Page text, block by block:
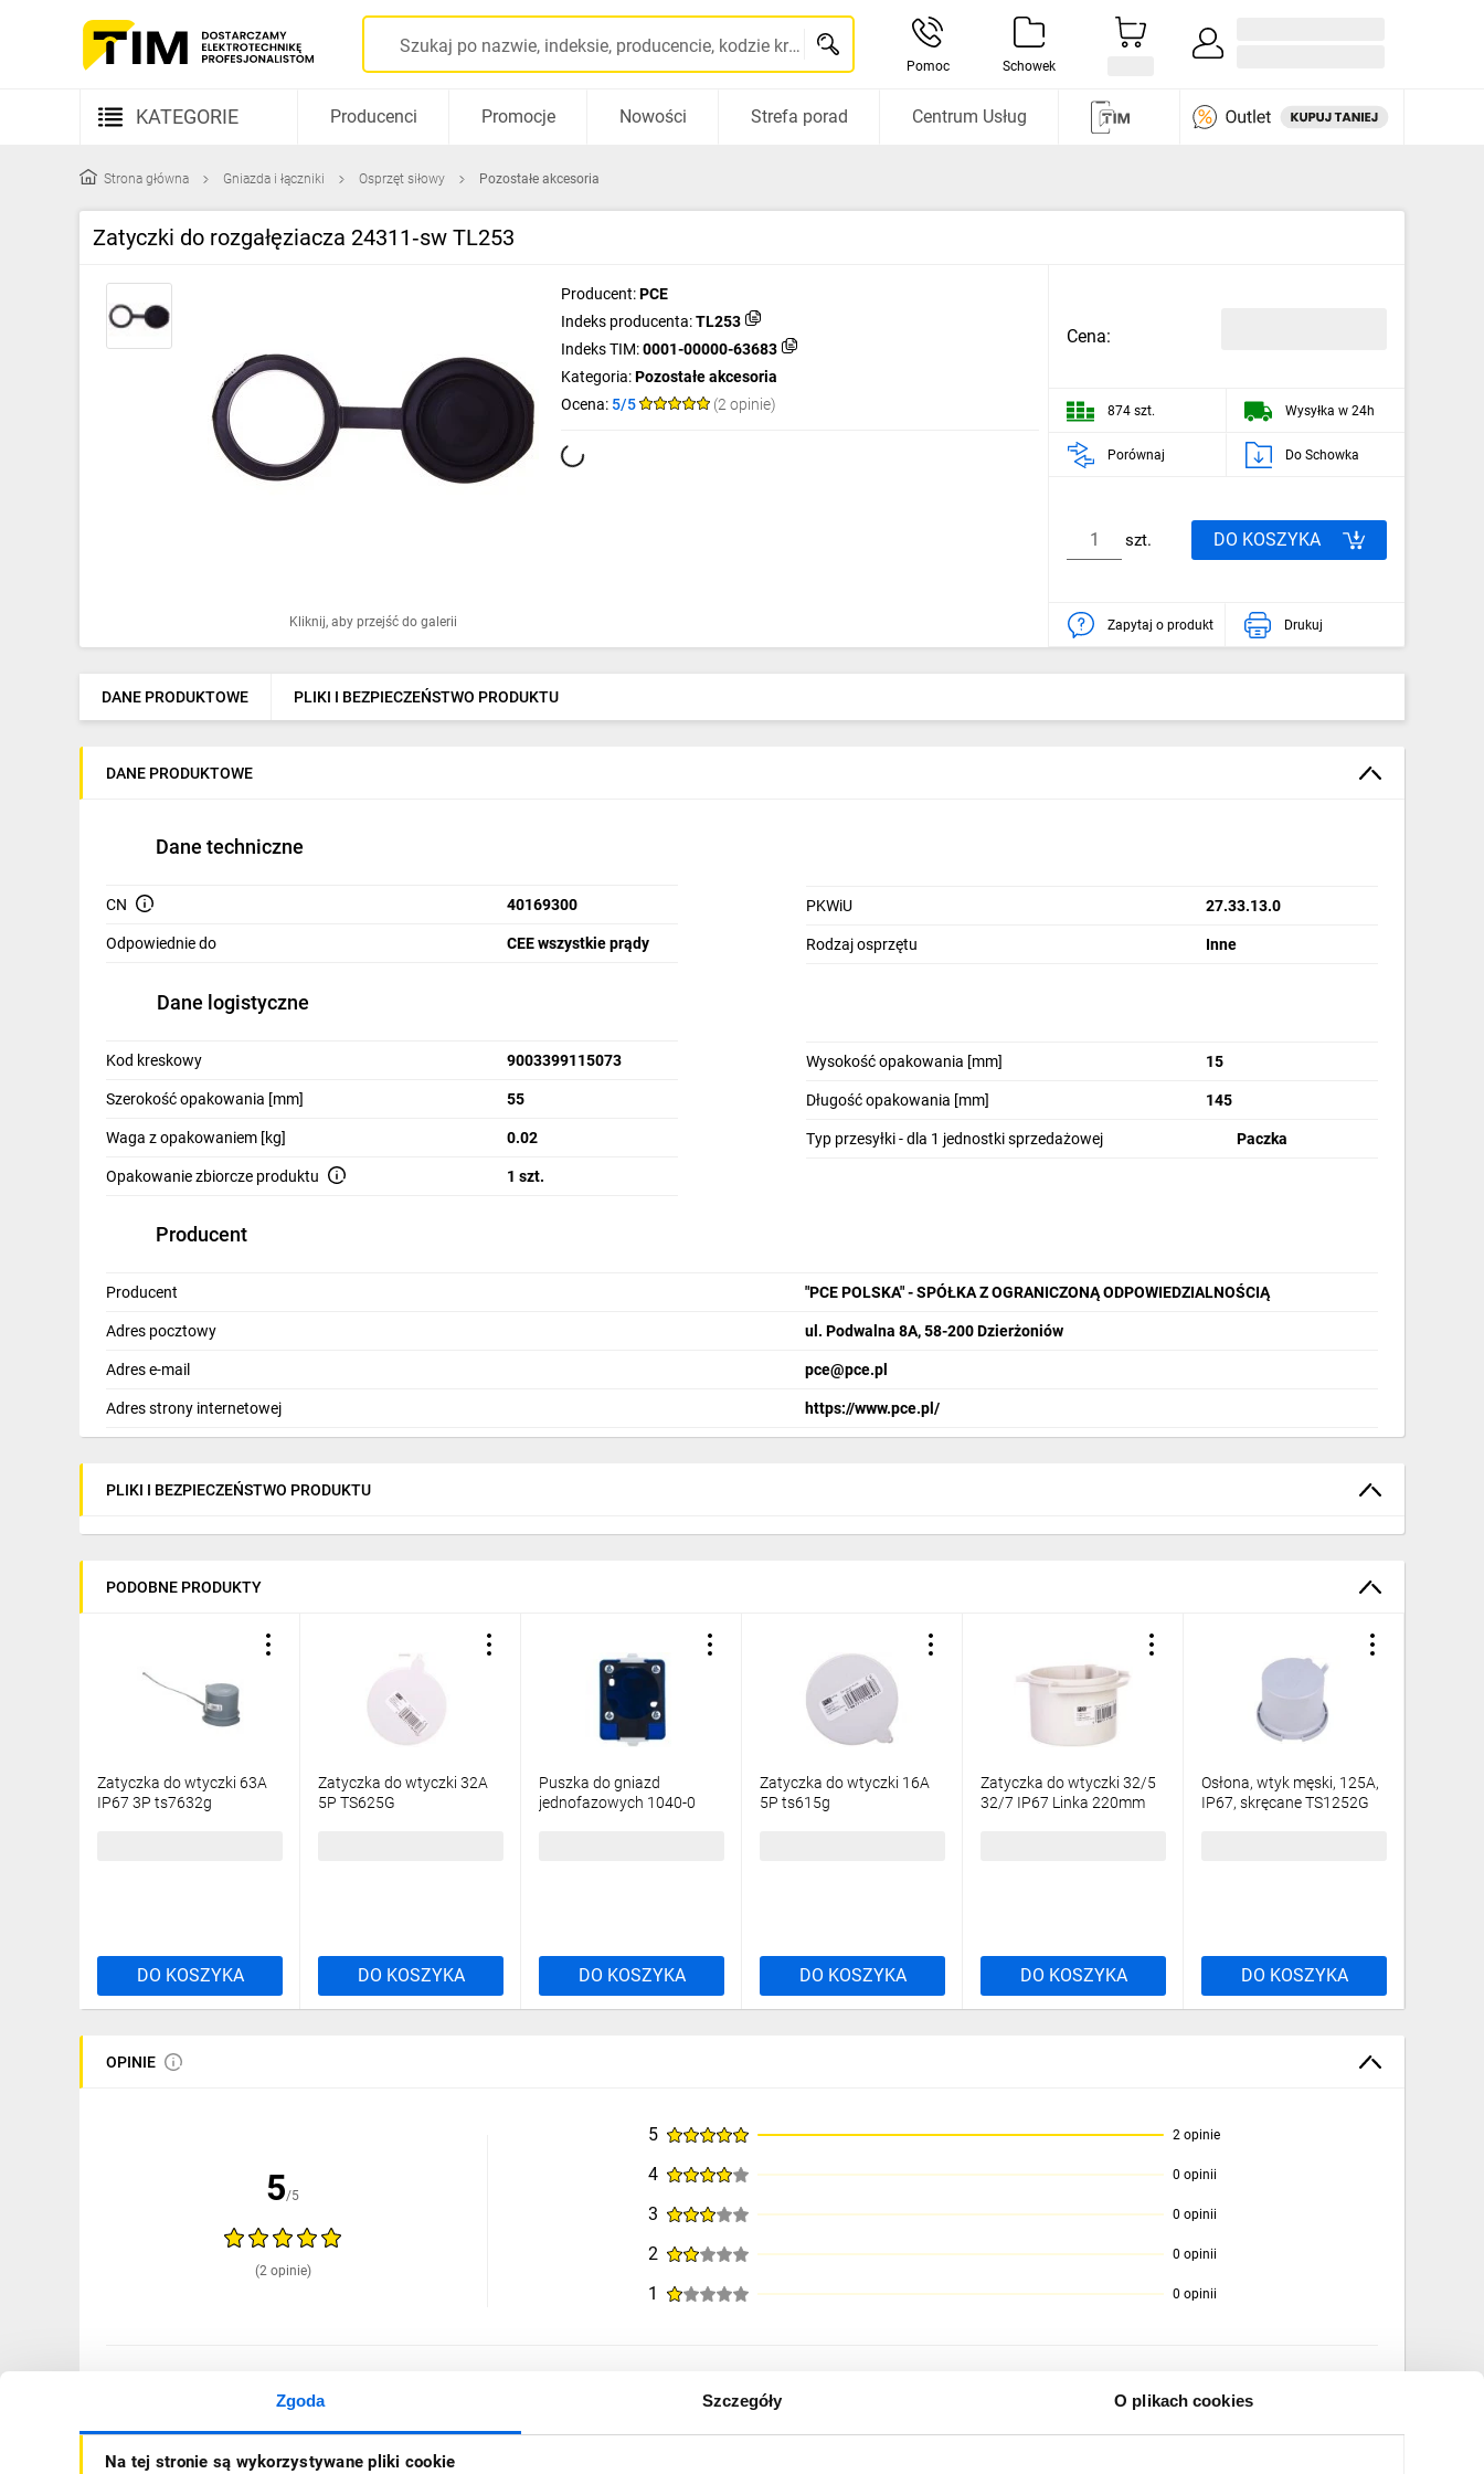
Zgoda Szczegóły O plikach cookies
Na tej stronie są wykorzystywane pliki cookie
Szukaj po nazwie, indeksie, producencie, kodzie kreskowym...
Pomoc Schowek
KATEGORIE
Kable i przewody
Rozdzielnice i obudowy
Oprawy oświetleniowe
Ogrzewanie
Elektronarzędzia i mierniki
Dom i ogród
Inne
Budowa i Remont
Elektronika
Smart home
Producenci Promocje Nowości Strefa porad Centrum Usług
Strona główna Gniazda i łączniki Osprzęt siłowy Pozostałe akcesoria
Zatyczki do rozgałęziacza 24311‑sw TL253
Kliknij, aby przejść do galerii
Producent:PCE
Indeks producenta:TL253
Indeks TIM:0001-00000-63683
Kategoria:Pozostałe akcesoria
Ocena: 5/5 (2 opinie)
Cena:
874 szt. Wysyłka w 24h
Porównaj Do Schowka
szt. DO KOSZYKA
Zapytaj o produkt Drukuj
DANE PRODUKTOWE PLIKI I BEZPIECZEŃSTWO PRODUKTU
DANE PRODUKTOWE
Dane techniczne
CN 40169300
Odpowiednie do CEE wszystkie prądy
PKWiU 27.33.13.0
Rodzaj osprzętu Inne
Dane logistyczne
Kod kreskowy 9003399115073
Szerokość opakowania [mm] 55
Waga z opakowaniem [kg] 0.02
Opakowanie zbiorcze produktu 1 szt.
Wysokość opakowania [mm] 15
Długość opakowania [mm] 145
Typ przesyłki - dla 1 jednostki sprzedażowej Paczka
Producent
Producent "PCE POLSKA" - SPÓŁKA Z OGRANICZONĄ ODPOWIEDZIALNOŚCIĄ
Adres pocztowy ul. Podwalna 8A, 58-200 Dzierżoniów
Adres e-mail pce@pce.pl
Adres strony internetowej https://www.pce.pl/
PLIKI I BEZPIECZEŃSTWO PRODUKTU
PODOBNE PRODUKTY
Zatyczka do wtyczki 63A
IP67 3P ts7632g
DO KOSZYKA
Zatyczka do wtyczki 32A
5P TS625G
DO KOSZYKA
Puszka do gniazd
jednofazowych 1040-0
DO KOSZYKA
Zatyczka do wtyczki 16A
5P ts615g
DO KOSZYKA
Zatyczka do wtyczki 32/5
32/7 IP67 Linka 220mm
DO KOSZYKA
Osłona, wtyk męski, 125A,
IP67, skręcane TS1252G
DO KOSZYKA
OPINIE
5/5
(2 opinie)
5 2 opinie
4 0 opinii
3 0 opinii
2 0 opinii
1 0 opinii